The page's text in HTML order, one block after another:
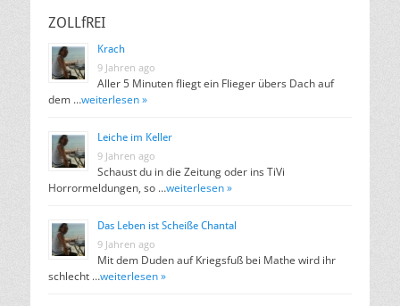
ZOLLfREI
Krach
9 Jahren ago
Aller 5 Minuten fliegt ein Flieger übers Dach auf
dem …weiterlesen »
Leiche im Keller
9 Jahren ago
Schaust du in die Zeitung oder ins TiVi
Horrormeldungen, so …weiterlesen »
Das Leben ist Scheiße Chantal
9 Jahren ago
Mit dem Duden auf Kriegsfuß bei Mathe wird ihr
schlecht …weiterlesen »